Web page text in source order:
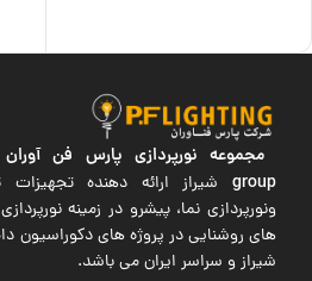
مجموعه نورپردازی پارس فن آوران
groupشیراز ارائه دهنده
ونورپردازی نما، پیشرو در زمینه
های روشنایی در پروژه های دکوراسیون
شیراز و سراسر ایران می باشد.